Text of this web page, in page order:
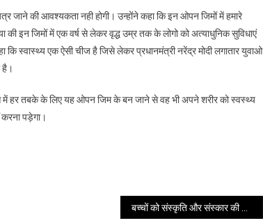
जाने की आवश्यकता नही होगी। उन्होंने कहा कि इन ओपन जिमों में हमारे
की इन जिमों में एक वर्ष से लेकर वृद्ध उम्र तक के लोगो को अत्याधुनिक सुविधाएं
स्वास्थ्य एक ऐसी चीज है जिसे लेकर प्रधानमंत्री नरेंद्र मोदी लगातार युवाओ
है।
में हर तबके के लिए यह ओपन जिम के बन जाने से वह भी अपने शरीर को स्वस्थ्य
पड़ेगा।